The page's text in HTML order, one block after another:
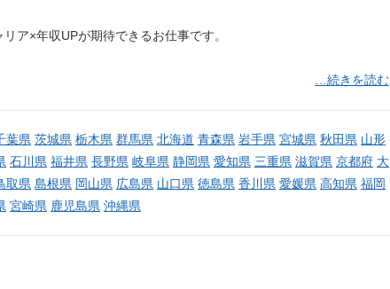
ア×年収UPが期待できるお仕事です。
…続きを読む
葉県 茨城県 栃木県 群馬県 北海道 青森県 岩手県 宮城県 秋田県 山形
石川県 福井県 長野県 岐阜県 静岡県 愛知県 三重県 滋賀県 京都府 大
取県 島根県 岡山県 広島県 山口県 徳島県 香川県 愛媛県 高知県 福岡
宮崎県 鹿児島県 沖縄県